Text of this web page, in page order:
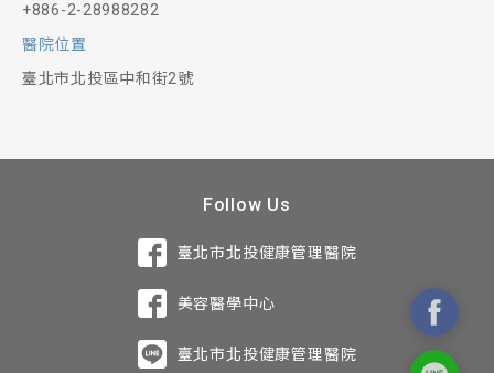
+886-2-28988282
醫院位置
臺北市北投區中和街2號
Follow Us
臺北市北投健康管理醫院
美容醫學中心
臺北市北投健康管理醫院